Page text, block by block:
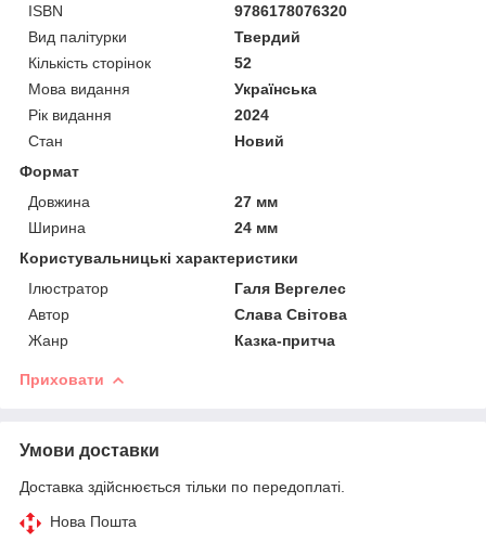
ISBN
9786178076320
Вид палітурки
Твердий
Кількість сторінок
52
Мова видання
Українська
Рік видання
2024
Стан
Новий
Формат
Довжина
27 мм
Ширина
24 мм
Користувальницькі характеристики
Ілюстратор
Галя Вергелес
Автор
Слава Світова
Жанр
Казка-притча
Приховати
Умови доставки
Доставка здійснюється тільки по передоплаті.
Нова Пошта